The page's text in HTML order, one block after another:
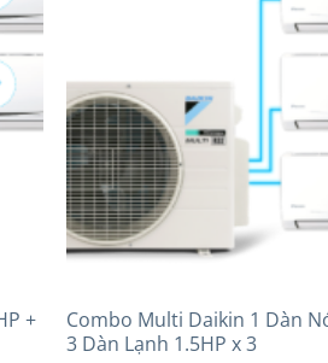
+
Combo Multi Daikin 1 Dàn
3 Dàn Lạnh 1.5HP x 3